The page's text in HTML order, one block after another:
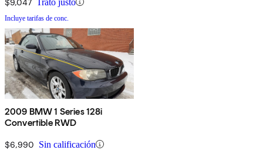
Incluye tarifas de conc.
2009 BMW 1 Series 128i
Convertible RWD
$6,990 Sin calificación